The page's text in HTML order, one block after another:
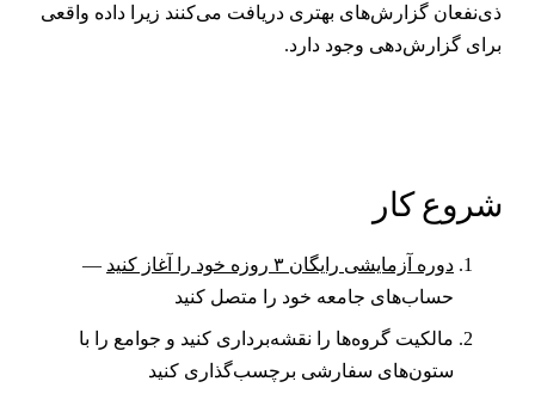
گزارش‌های بهتری دریافت می‌کنند زیرا داده واقعی
گزارش‌دهی وجود دارد.
کار
دوره آزمایشی رایگان ۳ روزه خود را آغاز کنید
—
حساب‌های جامعه خود را متصل کنید
مالکیت گروه‌ها را نقشه‌برداری کنید و جوامع را با
ستون‌های سفارشی برچسب‌گذاری کنید